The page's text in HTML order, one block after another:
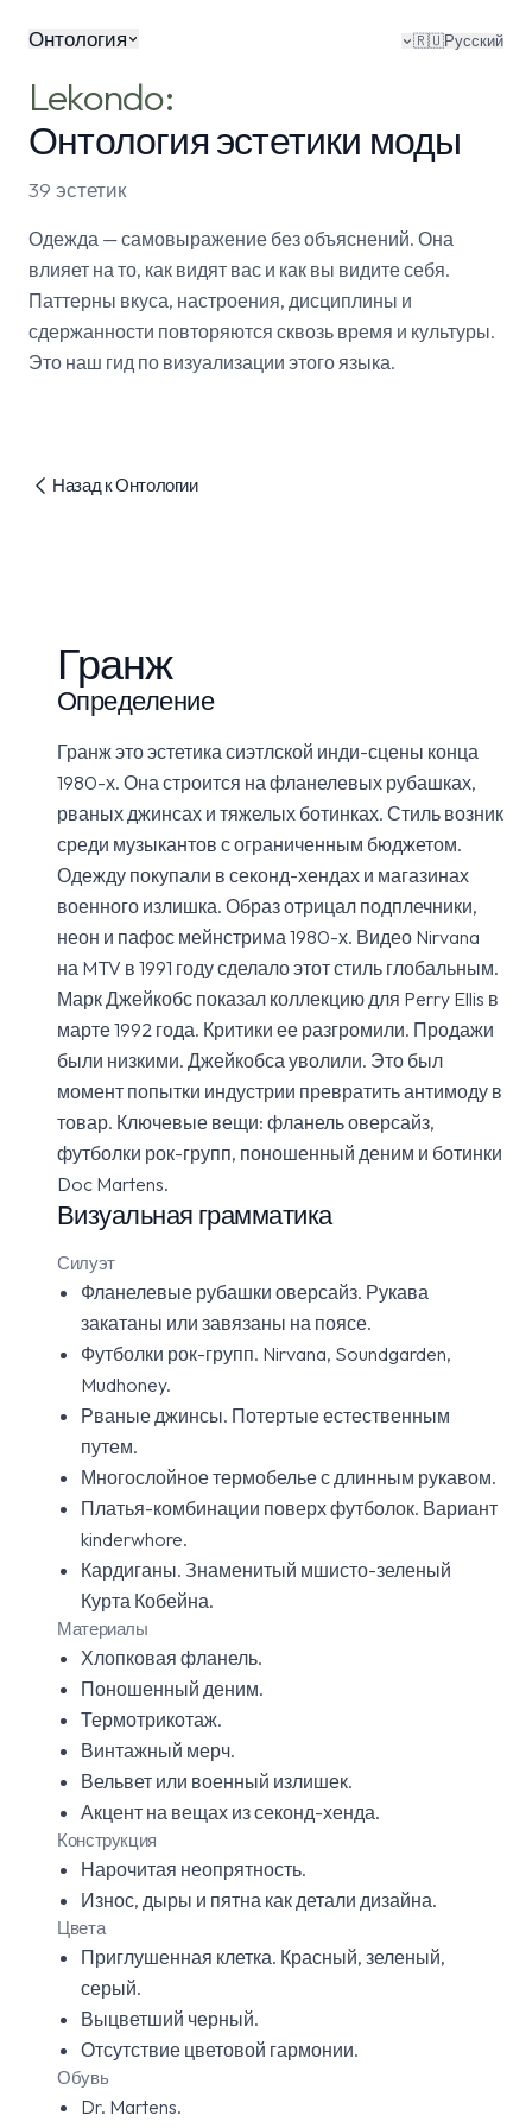
Онтология 🇷🇺Русский
Lekondo:
Онтология эстетики моды
39 эстетик
Одежда — самовыражение без объяснений. Она
влияет на то, как видят вас и как вы видите себя.
Паттерны вкуса, настроения, дисциплины и
сдержанности повторяются сквозь время и культуры.
Это наш гид по визуализации этого языка.
Назад к Онтологии
Гранж
Определение
Гранж это эстетика сиэтлской инди-сцены конца
1980-х. Она строится на фланелевых рубашках,
рваных джинсах и тяжелых ботинках. Стиль возник
среди музыкантов с ограниченным бюджетом.
Одежду покупали в секонд-хендах и магазинах
военного излишка. Образ отрицал подплечники,
неон и пафос мейнстрима 1980-х. Видео Nirvana
на MTV в 1991 году сделало этот стиль глобальным.
Марк Джейкобс показал коллекцию для Perry Ellis в
марте 1992 года. Критики ее разгромили. Продажи
были низкими. Джейкобса уволили. Это был
момент попытки индустрии превратить антимоду в
товар. Ключевые вещи: фланель оверсайз,
футболки рок-групп, поношенный деним и ботинки
Doc Martens.
Визуальная грамматика
Силуэт
Фланелевые рубашки оверсайз. Рукава
закатаны или завязаны на поясе.
Футболки рок-групп. Nirvana, Soundgarden,
Mudhoney.
Рваные джинсы. Потертые естественным
путем.
Многослойное термобелье с длинным рукавом.
Платья-комбинации поверх футболок. Вариант
kinderwhore.
Кардиганы. Знаменитый мшисто-зеленый
Курта Кобейна.
Материалы
Хлопковая фланель.
Поношенный деним.
Термотрикотаж.
Винтажный мерч.
Вельвет или военный излишек.
Акцент на вещах из секонд-хенда.
Конструкция
Нарочитая неопрятность.
Износ, дыры и пятна как детали дизайна.
Цвета
Приглушенная клетка. Красный, зеленый,
серый.
Выцветший черный.
Отсутствие цветовой гармонии.
Обувь
Dr. Martens.